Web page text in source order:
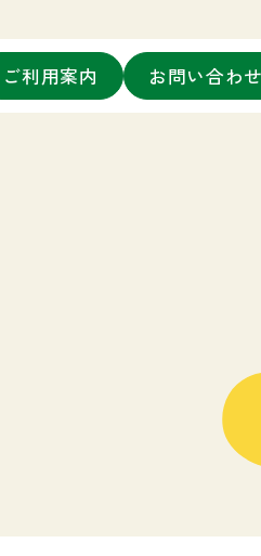
ご利用案内 お問い合わせ